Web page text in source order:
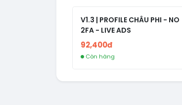
V1.3 | PROFILE CHÂU PHI - NO
2FA - LIVE ADS
92,400đ
Còn hàng